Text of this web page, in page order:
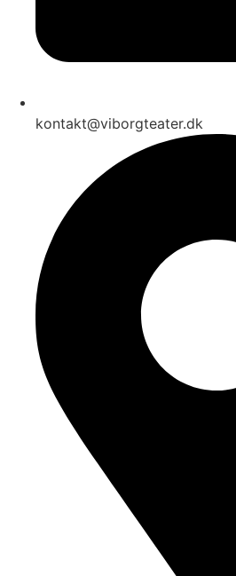
kontakt@viborgteater.dk